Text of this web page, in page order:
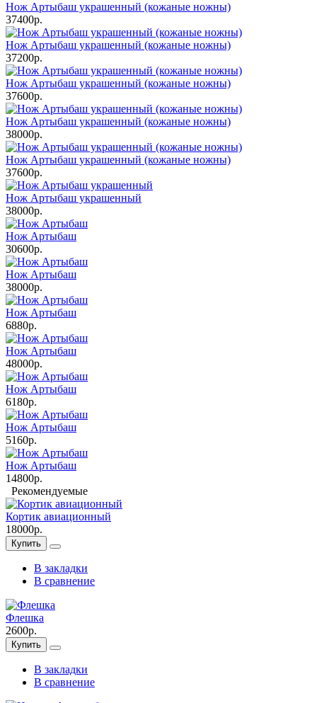
Нож Артыбаш украшенный (кожаные ножны)
37400р.
Нож Артыбаш украшенный (кожаные ножны)
37200р.
Нож Артыбаш украшенный (кожаные ножны)
37600р.
Нож Артыбаш украшенный (кожаные ножны)
38000р.
Нож Артыбаш украшенный (кожаные ножны)
37600р.
Нож Артыбаш украшенный
38000р.
Нож Артыбаш
30600р.
Нож Артыбаш
38000р.
Нож Артыбаш
6880р.
Нож Артыбаш
48000р.
Нож Артыбаш
6180р.
Нож Артыбаш
5160р.
Нож Артыбаш
14800р.
Рекомендуемые
Кортик авиационный
18000р.
Купить
В закладки
В сравнение
Флешка
2600р.
Купить
В закладки
В сравнение